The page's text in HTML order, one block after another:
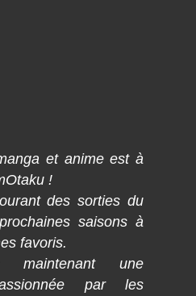
et anime est à
!
des sorties du
saisons à
favoris.
maintenant une
par les